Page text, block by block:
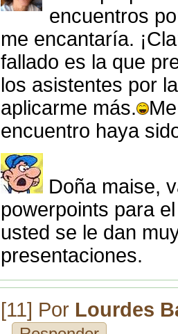
encuentros
me encantaría.
fallado es la que
los asistentes por
aplicarme más.
encuentro haya
Doña maise,
powerpoints para
usted se le dan
presentaciones.
[11] Por Lourdes